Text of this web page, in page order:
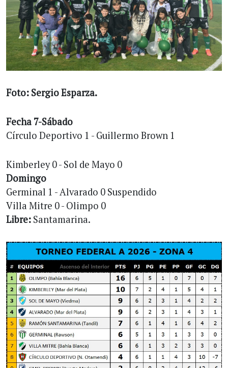
Foto: Sergio Esparza.
Fecha 7-Sábado
Círculo Deportivo 1 - Guillermo Brown 1
Kimberley 0 - Sol de Mayo 0
Domingo
Germinal 1 - Alvarado 0 Suspendido
Villa Mitre 0 - Olimpo 0
Libre: Santamarina.